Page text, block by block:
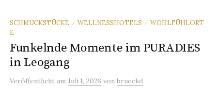
SCHMUCKSTÜCKE / WELLNESSHOTELS / WOHLFÜHLORT
E
Funkelnde Momente im PURADIES
in Leogang
Veröffentlicht am Juli 1, 2026 von brueckd